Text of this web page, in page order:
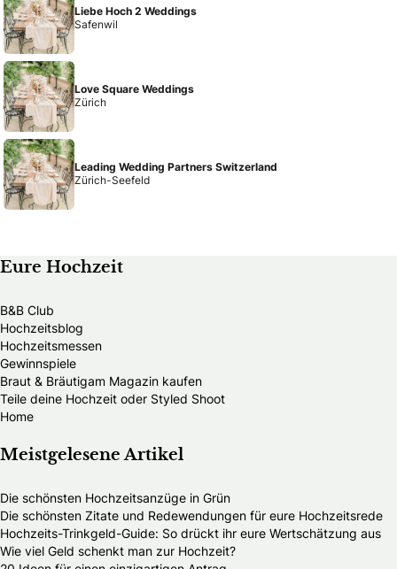
Liebe Hoch 2 Weddings
Safenwil
Love Square Weddings
Zürich
Leading Wedding Partners Switzerland
Zürich-Seefeld
Eure Hochzeit
B&B Club
Hochzeitsblog
Hochzeitsmessen
Gewinnspiele
Braut & Bräutigam Magazin kaufen
Teile deine Hochzeit oder Styled Shoot
Home
Meistgelesene Artikel
Die schönsten Hochzeitsanzüge in Grün
Die schönsten Zitate und Redewendungen für eure Hochzeitsrede
Hochzeits-Trinkgeld-Guide: So drückt ihr eure Wertschätzung aus
Wie viel Geld schenkt man zur Hochzeit?